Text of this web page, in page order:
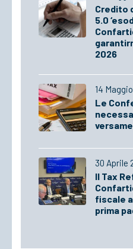
Credito
5.0
2026
14
Le
30 Aprile
Il Tax
fiscale
prima